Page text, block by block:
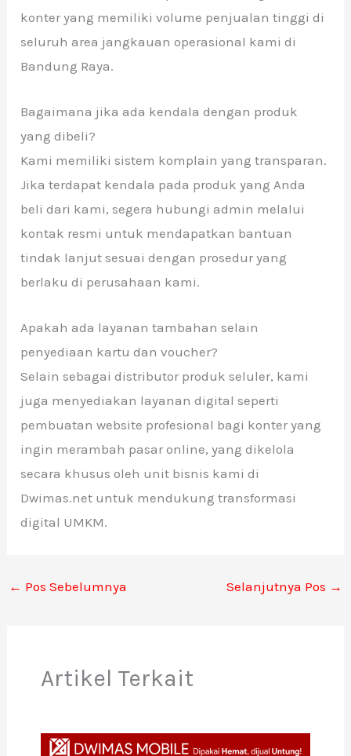
konter yang memiliki volume penjualan tinggi di
seluruh area jangkauan operasional kami di
Bandung Raya.
Bagaimana jika ada kendala dengan produk
yang dibeli?
Kami memiliki sistem komplain yang transparan.
Jika terdapat kendala pada produk yang Anda
beli dari kami, segera hubungi admin melalui
kontak resmi untuk mendapatkan bantuan
tindak lanjut sesuai dengan prosedur yang
berlaku di perusahaan kami.
Apakah ada layanan tambahan selain
penyediaan kartu dan voucher?
Selain sebagai distributor produk seluler, kami
juga menyediakan layanan digital seperti
pembuatan website profesional bagi konter yang
ingin merambah pasar online, yang dikelola
secara khusus oleh unit bisnis kami di
Dwimas.net untuk mendukung transformasi
digital UMKM.
← Pos Sebelumnya Selanjutnya Pos →
Artikel Terkait